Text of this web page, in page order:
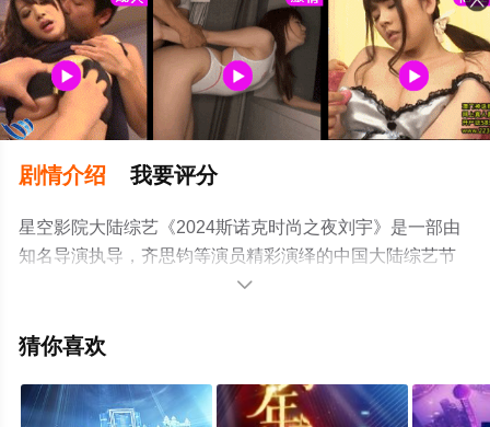
剧情介绍 我要评分
星空影院大陆综艺《2024斯诺克时尚之夜刘宇》是一部由
知名导演执导，齐思钧等演员精彩演绎的中国大陆综艺节
目，免费观看高清未删减完整版综艺节目就上星空电影
平台了解。

猜你喜欢